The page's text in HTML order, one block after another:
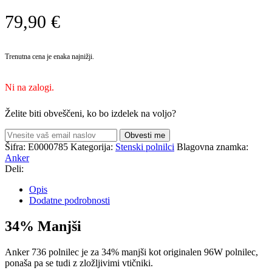
79,90 €
Trenutna cena je enaka najnižji.
Ni na zalogi.
Želite biti obveščeni, ko bo izdelek na voljo?
Obvesti me
Šifra: E0000785 Kategorija: Stenski polnilci Blagovna znamka:
Anker
Deli:
Opis
Dodatne podrobnosti
34% Manjši
Anker 736 polnilec je za 34% manjši kot originalen 96W polnilec,
ponaša pa se tudi z zložljivimi vtičniki.